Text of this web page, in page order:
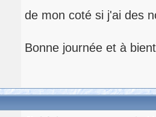
de mon coté si j'ai des
Bonne journée et à